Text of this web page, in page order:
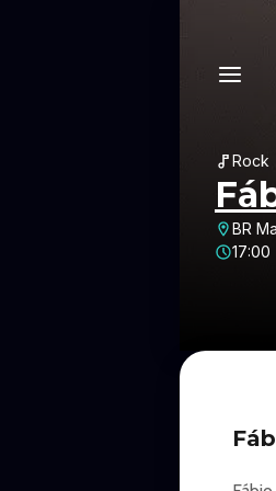
Rock
BR
17:00